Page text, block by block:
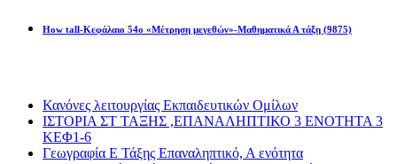
How tall-Κεφάλαιο 54ο «Μέτρηση μεγεθών»-Μαθηματικά Α τάξη (9875)
Κανόνες λειτουργίας Εκπαιδευτικών Ομίλων
ΙΣΤΟΡΙΑ ΣΤ ΤΑΞΗΣ ,ΕΠΑΝΑΛΗΠΤΙΚΟ 3 ΕΝΟΤΗΤΑ 3
ΚΕΦ1-6
Γεωγραφία Ε Τάξης Επαναληπτικό, Α ενότητα